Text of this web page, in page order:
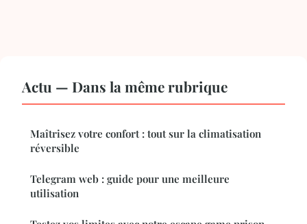
Actu — Dans la même rubrique
Maîtrisez votre confort : tout sur la climatisation
réversible
Telegram web : guide pour une meilleure
utilisation